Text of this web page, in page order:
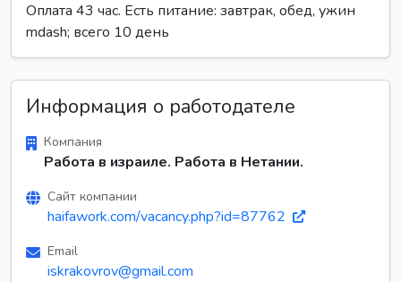
Оплата 43 час. Есть питание: завтрак, обед, ужин
mdash; всего 10 день
Информация о работодателе
Компания
Работа в израиле. Работа в Нетании.
Сайт компании
haifawork.com/vacancy.php?id=87762
Email
iskrakovrov@gmail.com